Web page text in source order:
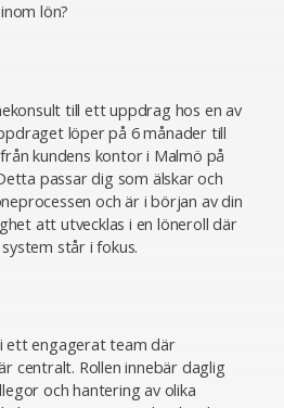
lön?
till ett uppdrag hos en av
löper på 6 månader till
kundens kontor i Malmö på
passar dig som älskar och
och är i början av din
att utvecklas i en löneroll där
står i fokus.
ett engagerat team där
centralt. Rollen innebär daglig
och hantering av olika